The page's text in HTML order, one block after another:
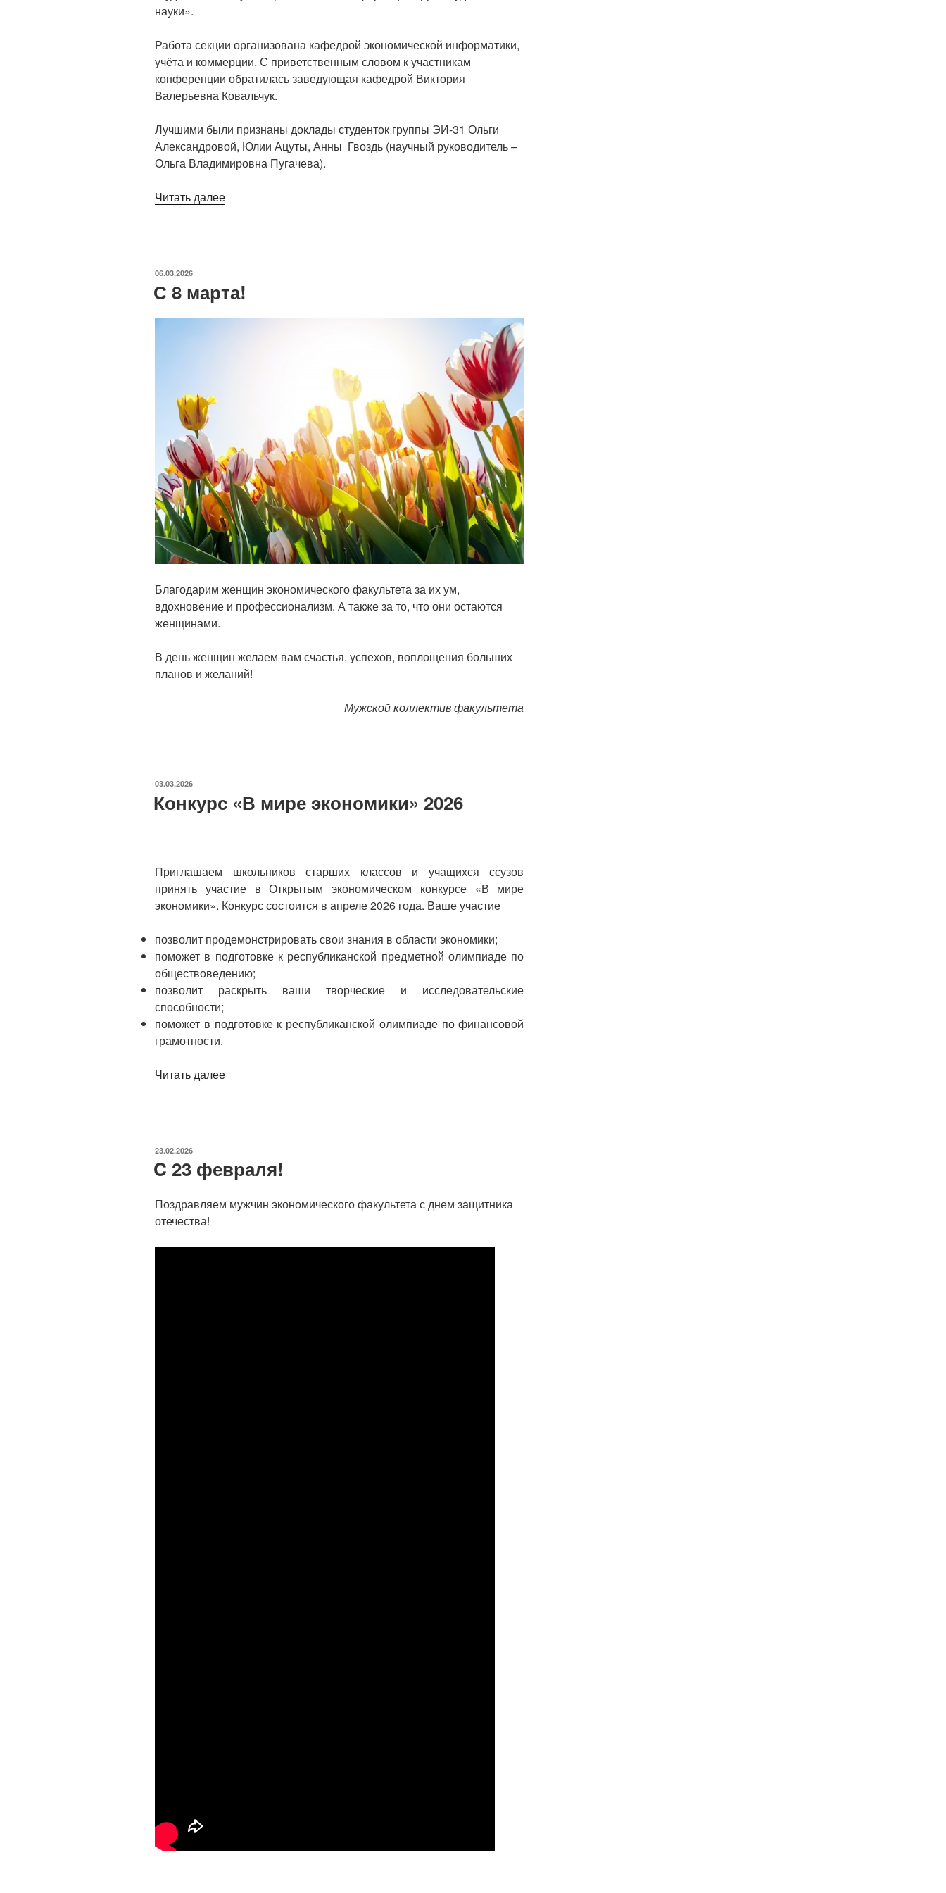
науки».
Работа секции организована кафедрой экономической информатики,
учёта и коммерции. С приветственным словом к участникам
конференции обратилась заведующая кафедрой Виктория
Валерьевна Ковальчук.
Лучшими были признаны доклады студенток группы ЭИ-31 Ольги
Александровой, Юлии Ацуты, Анны Гвоздь (научный руководитель –
Ольга Владимировна Пугачева).
Читать далее«Исследуем
ОПУБЛИКОВАНО
06.03.2026
С 8 марта!
Благодарим женщин экономического факультета за их ум,
вдохновение и профессионализм. А также за то, что они остаются
женщинами.
В день женщин желаем вам счастья, успехов, воплощения больших
планов и желаний!
Мужской коллектив факультета
ОПУБЛИКОВАНО
03.03.2026
Конкурс «В мире экономики» 2026
Приглашаем школьников старших классов и учащихся ссузов
принять участие в Открытым экономическом конкурсе «В мире
экономики». Конкурс состоится в апреле 2026 года. Ваше участие
позволит продемонстрировать свои знания в области экономики;
поможет в подготовке к республиканской предметной олимпиаде по
обществоведению;
позволит раскрыть ваши творческие и исследовательские
способности;
поможет в подготовке к республиканской олимпиаде по финансовой
грамотности.
Читать далее«Конкурс
ОПУБЛИКОВАНО
23.02.2026
C 23 февраля!
Поздравляем мужчин экономического факультета с днем защитника
отечества!